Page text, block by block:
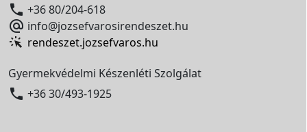
 +36 80/204-618
 info@jozsefvarosirendeszet.hu
rendeszet.jozsefvaros.hu
Gyermekvédelmi Készenléti Szolgálat
 +36 30/493-1925